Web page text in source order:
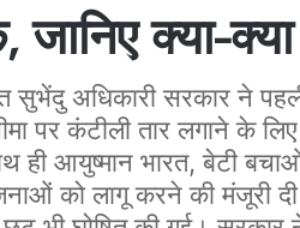
जानिए क्या-
सुभेंदु अधिकारी सरकार ने
पर कंटीली तार लगाने के
ही आयुष्मान भारत, बेटी
को लागू करने की मंजूरी